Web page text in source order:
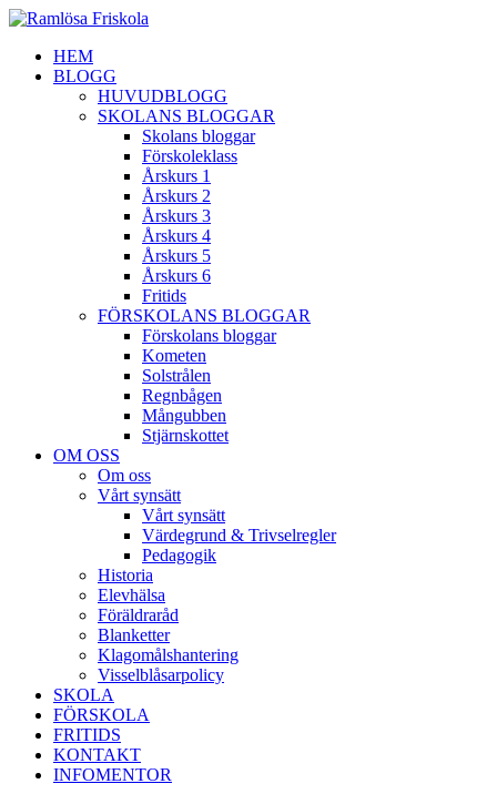
HEM
BLOGG
HUVUDBLOGG
SKOLANS BLOGGAR
Skolans bloggar
Förskoleklass
Årskurs 1
Årskurs 2
Årskurs 3
Årskurs 4
Årskurs 5
Årskurs 6
Fritids
FÖRSKOLANS BLOGGAR
Förskolans bloggar
Kometen
Solstrålen
Regnbågen
Mångubben
Stjärnskottet
OM OSS
Om oss
Vårt synsätt
Vårt synsätt
Värdegrund & Trivselregler
Pedagogik
Historia
Elevhälsa
Föräldraråd
Blanketter
Klagomålshantering
Visselblåsarpolicy
SKOLA
FÖRSKOLA
FRITIDS
KONTAKT
INFOMENTOR